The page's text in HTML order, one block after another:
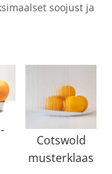
soojust ja
Cotswold
musterklaas